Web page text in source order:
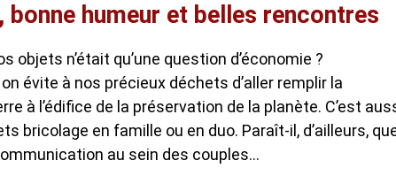
humeur et belles rencontres
objets n’était qu’une question d’économie ?
évite à nos précieux déchets d’aller remplir la
à l’édifice de la préservation de la planète. C’est
bricolage en famille ou en duo. Paraît-il, d’ailleurs,
au sein des couples…